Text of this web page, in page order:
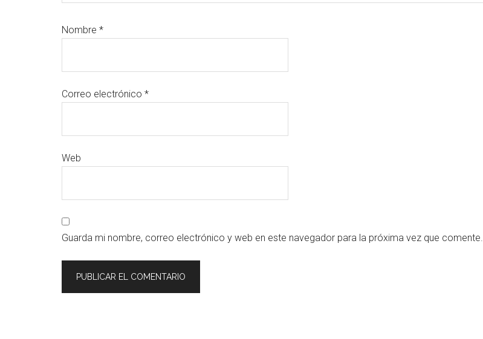
Nombre *
Correo electrónico *
Web
Guarda mi nombre, correo electrónico y web en este navegador para la próxima vez que comente.